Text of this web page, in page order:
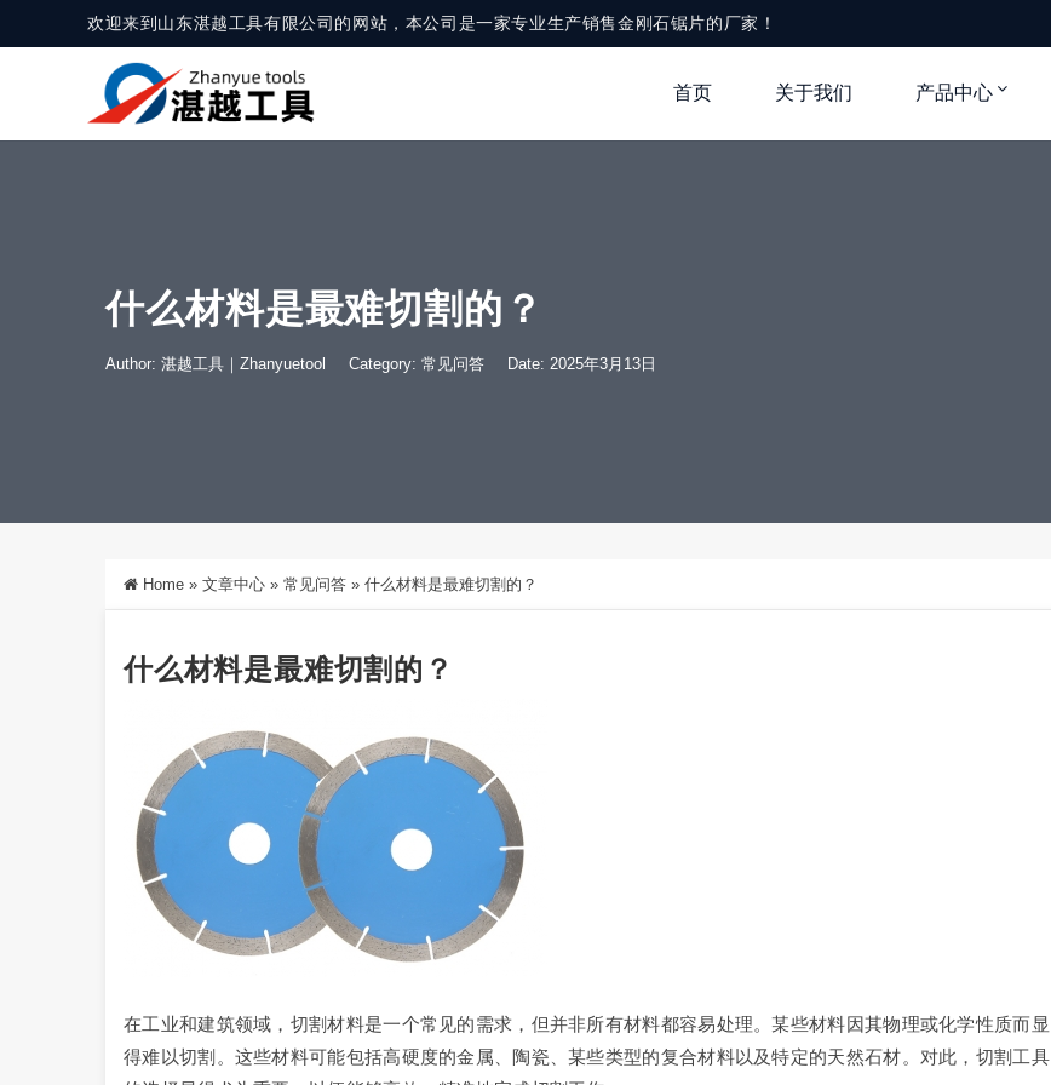
欢迎来到山东湛越工具有限公司的网站，本公司是一家专业生产销售金刚石锯片的厂家！
首页 关于我们 产品中心
什么材料是最难切割的？
Author: 湛越工具｜Zhanyuetool Category: 常见问答 Date: 2025年3月13日
Home » 文章中心 » 常见问答 » 什么材料是最难切割的？
什么材料是最难切割的？
在工业和建筑领域，切割材料是一个常见的需求，但并非所有材料都容易处理。某些材料因其物理或化学性质而显
得难以切割。这些材料可能包括高硬度的金属、陶瓷、某些类型的复合材料以及特定的天然石材。对此，切割工具